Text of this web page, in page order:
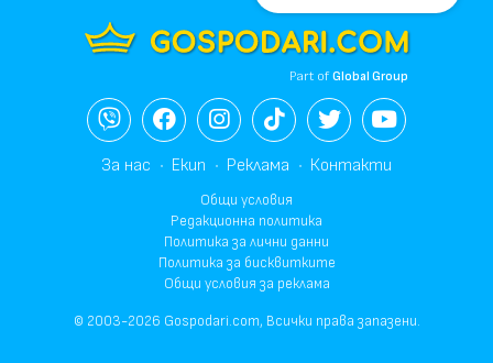
Part ofGlobal Group
За нас Екип Реклама Контакти
Общи условия
Редакционна политика
Политика за лични данни
Политика за бисквитките
Общи условия за реклама
© 2003-2026 Gospodari.com, Всички права запазени.